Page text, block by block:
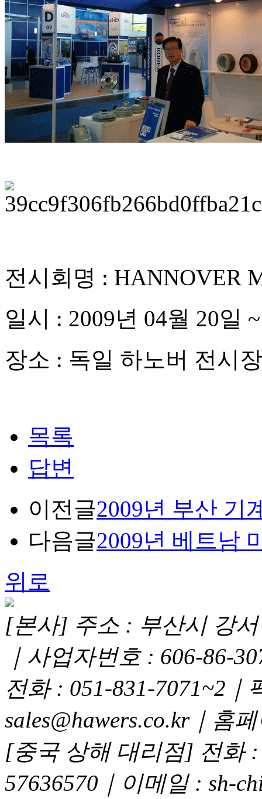
전시회명 : HANNOVER
일시 : 2009년 04월 20일
장소 : 독일 하노버 전시장
목록
답변
이전글2009년 부산 기
다음글2009년 베트남
위로
[본사] 주소 : 부산시 강
｜사업자번호 : 606-86-
전화 : 051-831-7071~2
sales@hawers.co.kr｜홈
[중국 상해 대리점] 전화 :
57636570｜이메일 : sh-